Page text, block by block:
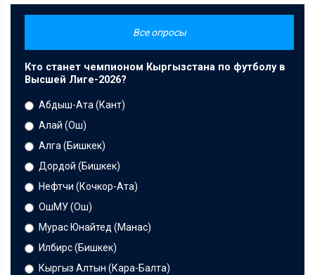
Все опросы
Кто станет чемпионом Кыргызстана по футболу в
Высшей Лиге-2026?
Абдыш-Ата (Кант)
Алай (Ош)
Алга (Бишкек)
Дордой (Бишкек)
Нефтчи (Кочкор-Ата)
ОшМУ (Ош)
Мурас Юнайтед (Манас)
Илбирс (Бишкек)
Кыргыз Алтын (Кара-Балта)